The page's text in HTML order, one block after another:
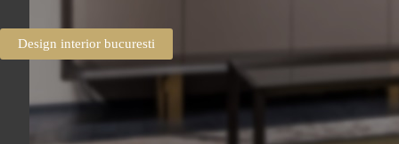
Design interior bucuresti